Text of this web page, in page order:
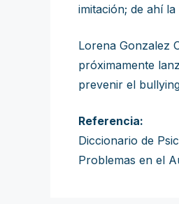
imitación; de ahí
Lorena Gonzalez
próximamente
prevenir el
Referencia:
Diccionario de
Problemas en el